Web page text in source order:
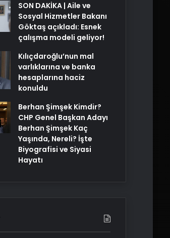
SON DAKİKA | Aile ve
Sosyal Hizmetler Bakanı
Göktaş açıkladı: Esnek
çalışma modeli geliyor!
Kılıçdaroğlu’nun mal
varlıklarına ve banka
hesaplarına haciz
konuldu
Berhan Şimşek Kimdir?
CHP Genel Başkan Adayı
Berhan Şimşek Kaç
Yaşında, Nereli? İşte
Biyografisi ve Siyasi
Hayatı